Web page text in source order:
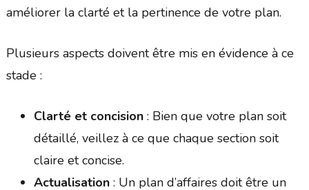
améliorer la clarté et la pertinence de votre plan.
Plusieurs aspects doivent être mis en évidence à ce
stade :
Clarté et concision: Bien que votre plan soit
détaillé, veillez à ce que chaque section soit
claire et concise.
Actualisation: Un plan d’affaires doit être un